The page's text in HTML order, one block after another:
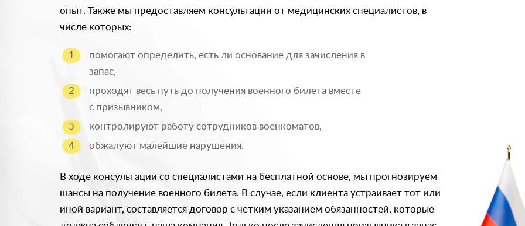
опыт. Также мы предоставляем консультации от медицинских специалистов, в
числе которых:
помогают определить, есть ли основание для зачисления в
запас,
проходят весь путь до получения военного билета вместе
с призывником,
контролируют работу сотрудников военкоматов,
обжалуют малейшие нарушения.
В ходе консультации со специалистами на бесплатной основе, мы прогнозируем
шансы на получение военного билета. В случае, если клиента устраивает тот или
иной вариант, составляется договор с четким указанием обязанностей, которые